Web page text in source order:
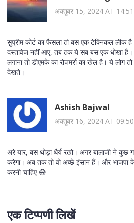
अक्तूबर 15, 2024 AT 14:51
सुप्रीम कोर्ट का फैसला तो बस एक टेक्निकल लीक
दस्तावेज नहीं आए, तब तक ये सब बस एक धोखा
लगाना तो डीएमके का रोजमर्रा का खेल है। ये लोग
देखते।
Ashish Bajwal
अक्तूबर 16, 2024 AT 09:50
अरे यार, बस थोड़ा धैर्य रखो। अगर बालाजी ने कुछ
करेगा। अब तक तो वो अच्छे इंसान हैं। और भाजपा
करनी चाहिए 😅
एक टिप्पणी लिखें